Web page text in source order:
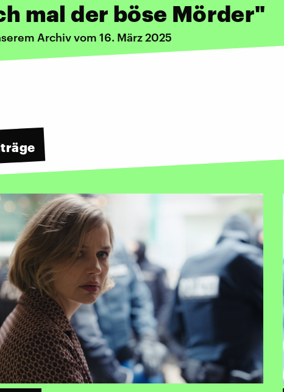
mal der böse Mörder"
Archiv vom 16. März 2025